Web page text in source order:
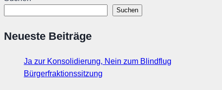
Suchen
Neueste Beiträge
Ja zur Konsolidierung, Nein zum Blindflug
Bürgerfraktionssitzung